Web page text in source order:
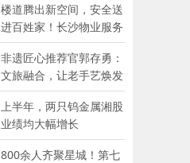
楼道腾出新空间，安全送
进百姓家！长沙物业服务
企业迅速推进“四大行动”
非遗匠心推荐官郭存勇：
文旅融合，让老手艺焕发
新生｜“五老”话星城
上半年，两只钨金属湘股
业绩均大幅增长
800余人齐聚星城！第七